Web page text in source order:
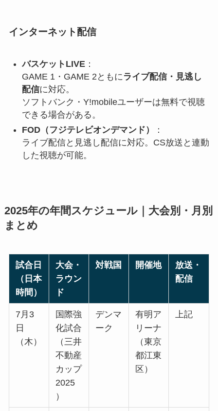
インターネット配信
バスケットLIVE：
GAME 1・GAME 2ともにライブ配信・見逃し
配信に対応。
ソフトバンク・Y!mobileユーザーは無料で視聴
できる場合がある。
FOD（フジテレビオンデマンド）
：
ライブ配信と見逃し配信に対応。CS放送と連動
した視聴が可能。
2025年の年間スケジュール｜大会別・月別
まとめ
試合日
（日本
時間）
大会・
ラウン
ド
対戦国 開催地
放送・
配信
7月3
日
（木）
国際強
化試合
（三井
不動産
カップ
2025
）
デンマ
ーク
有明ア
リーナ
（東京
都江東
区）
上記